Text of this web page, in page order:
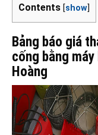
Contents [show]
Bảng báo giá
cống bằng
Hoàng